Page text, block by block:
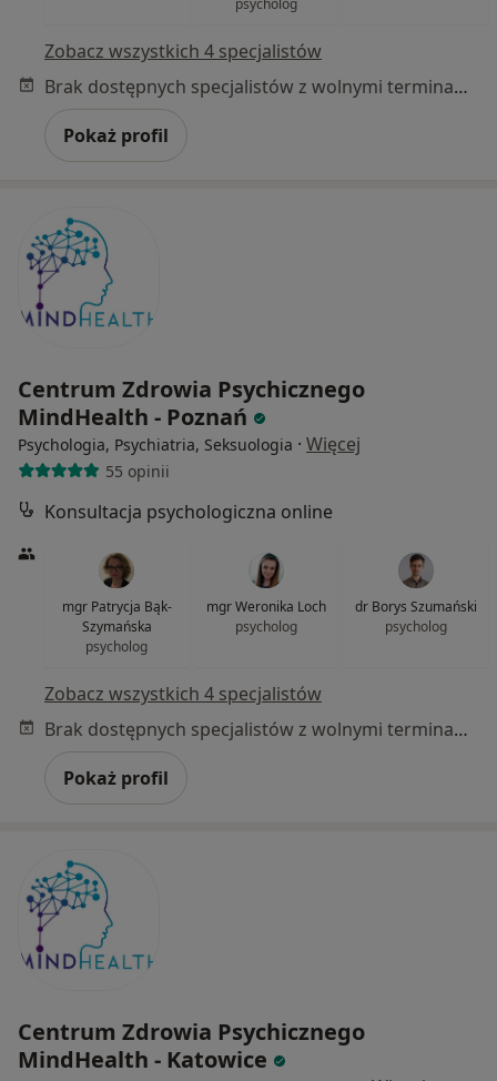
psycholog
Zobacz wszystkich 4 specjalistów
Brak dostępnych specjalistów z wolnymi terminami w tym centrum medycznym.
Pokaż profil
Centrum Zdrowia Psychicznego
MindHealth - Poznań
Psychologia, Psychiatria, Seksuologia · Więcej
55 opinii
Konsultacja psychologiczna online
mgr Patrycja Bąk-
Szymańska
psycholog
mgr Weronika Loch
psycholog
dr Borys Szumański
psycholog
Zobacz wszystkich 4 specjalistów
Brak dostępnych specjalistów z wolnymi terminami w tym centrum medycznym.
Pokaż profil
Centrum Zdrowia Psychicznego
MindHealth - Katowice